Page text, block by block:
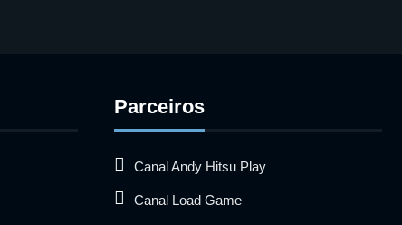
Parceiros
Canal Andy Hitsu Play
Canal Load Game